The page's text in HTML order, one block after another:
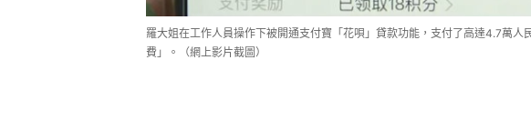
羅大姐在工作人員操作下被開通支付寶「花唄」貸款功能，支付了高達4.7萬人
費」。（網上影片截圖）